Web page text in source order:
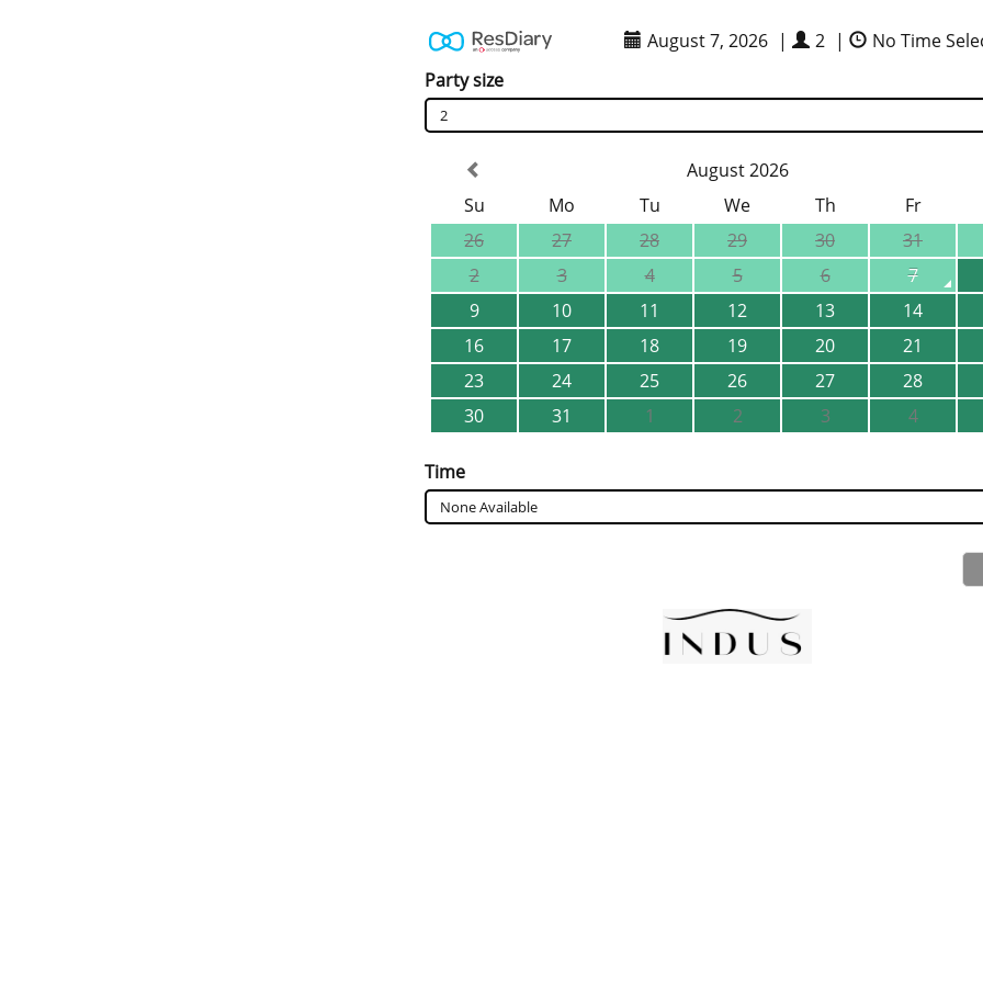
August 7, 2026 | 2 |
No Time
Party size
2
August 2026
Su
Mo Tu We Th
Fr
26
27 28 29 30
31
2
3 4 5 6
7
9
10 11 12 13
14
16
17 18 19 20
21
23
24 25 26 27
28
30
31 1 2 3 4
Time
None Available